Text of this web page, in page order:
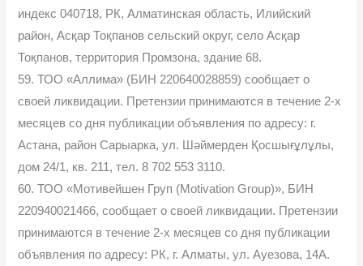
индекс 040718, РК, Алматинская область, Илийский
район, Асқар Тоқпанов сельский округ, село Асқар
Тоқпанов, территория Промзона, здание 68.
59. ТОО «Аллима» (БИН 220640028859) сообщает о
своей ликвидации. Претензии принимаются в течение 2-х
месяцев со дня публикации объявления по адресу: г.
Астана, район Сарыарка, ул. Шәймерден Қосшығұлұлы,
дом 24/1, кв. 211, тел. 8 702 553 3110.
60. ТОО «Мотивейшен Груп (Motivation Group)», БИН
220940021466, сообщает о своей ликвидации. Претензии
принимаются в течение 2-х месяцев со дня публикации
объявления по адресу: РК, г. Алматы, ул. Ауезова, 14А.